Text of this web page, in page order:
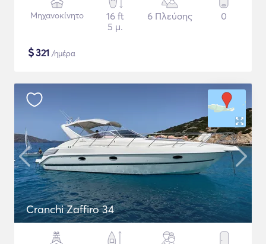
Μηχανοκίνητο
16 ft
5 μ.
6 Πλεύσης 0
$321 /ημέρα
Cranchi Zaffiro 34